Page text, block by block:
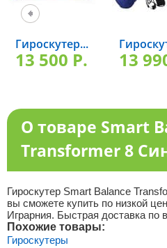
Гироскутер...
13 500 P. 13
О товаре Smart
Transformer 8
Гироскутер Smart Balance
вы сможете купить по низкой
Играрния. Быстрая доставка по
Похожие товары:
Гироскутеры